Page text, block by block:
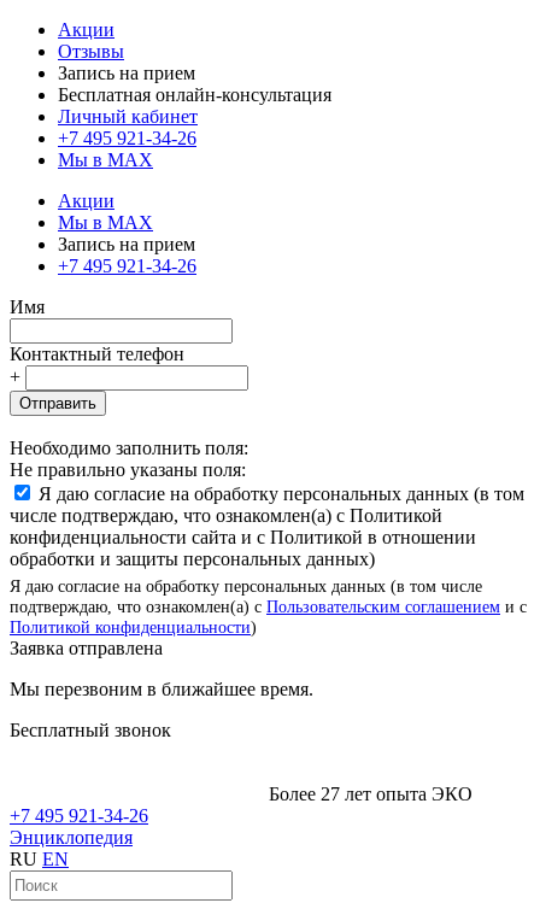
Акции
Отзывы
Запись на прием
Бесплатная онлайн-консультация
Личный кабинет
+7 495 921-34-26
Мы в MAX
Акции
Мы в MAX
Запись на прием
+7 495 921-34-26
Имя
Контактный телефон
+
Отправить
Необходимо заполнить поля:
Не правильно указаны поля:
Я даю согласие на обработку персональных данных (в том
числе подтверждаю, что ознакомлен(а) с Политикой
конфиденциальности сайта и с Политикой в отношении
обработки и защиты персональных данных)
Я даю согласие на обработку персональных данных (в том числе
подтверждаю, что ознакомлен(а) с Пользовательским соглашением и с
Политикой конфиденциальности)
Заявка отправлена
Мы перезвоним в ближайшее время.
Бесплатный звонок
Более 27 лет опыта ЭКО
+7 495 921-34-26
Энциклопедия
RU EN